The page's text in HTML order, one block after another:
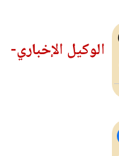
الوكيل الإخباري-